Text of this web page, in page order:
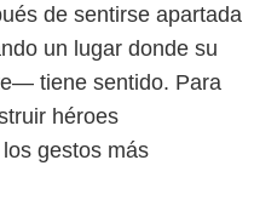
de sentirse apartada
un lugar donde su
tiene sentido. Para
héroes
gestos más